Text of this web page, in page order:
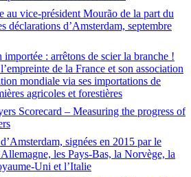
au vice-président Mourão de la part du
déclarations d’Amsterdam, septembre
importée : arrêtons de scier la branche !
de la France et son association
mondiale via ses importations de
agricoles et forestières
Scorecard – Measuring the progress of
signées en 2015 par le
les Pays-Bas, la Norvège, la
Uni et l’Italie